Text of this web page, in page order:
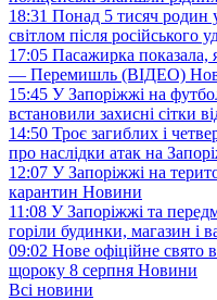
18:31 Понад 5 тисяч родин
світлом після російського
17:05 Пасажирка показала,
— Перемишль (ВІДЕО)
15:45 У Запоріжжі на
встановили захисні сітки
14:50 Троє загиблих і
про наслідки атак на
12:07 У Запоріжжі на
карантин Новини
11:08 У Запоріжжі та
горіли будинки, магазин і
09:02 Нове офіційне свято
щороку 8 серпня Новини
Всі новини